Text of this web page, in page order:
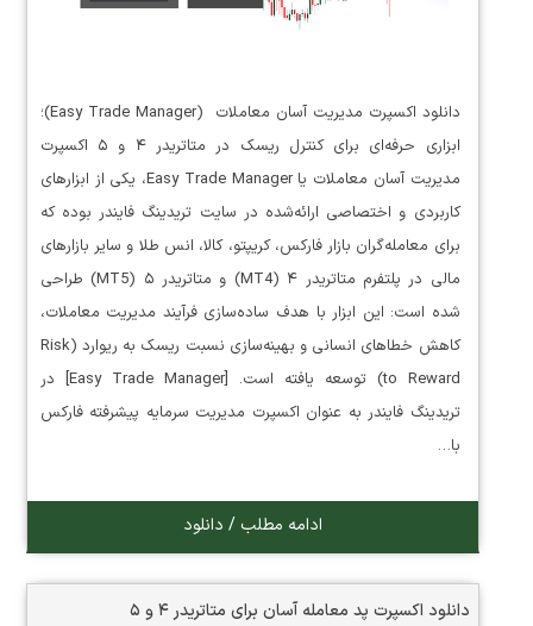
دانلود اکسپرت مدیریت آسان معاملات (Easy Trade Manager)؛
ابزاری حرفه‌ای برای کنترل ریسک در متاتریدر ۴ و ۵ اکسپرت
مدیریت آسان معاملات یا Easy Trade Manager، یکی از ابزارهای
کاربردی و اختصاصی ارائه‌شده در سایت تریدینگ فایندر بوده که
برای معامله‌گران بازار فارکس، کریپتو، کالا، انس طلا و سایر بازارهای
مالی در پلتفرم متاتریدر ۴ (MT4) و متاتریدر ۵ (MT5) طراحی
شده است: این ابزار با هدف ساده‌سازی فرآیند مدیریت معاملات،
کاهش خطاهای انسانی و بهینه‌سازی نسبت ریسک به ریوارد (Risk
to Reward) توسعه یافته است. [Easy Trade Manager] در
تریدینگ فایندر به عنوان اکسپرت مدیریت سرمایه پیشرفته فارکس
با…
ادامه مطلب / دانلود
دانلود اکسپرت پد معامله آسان برای متاتریدر ۴ و ۵